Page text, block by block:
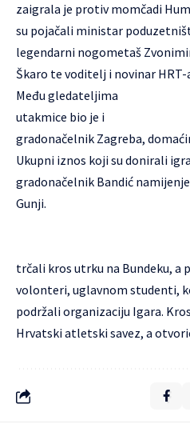
zaigrala je protiv momčadi
su pojačali ministar
legendarni nogometaš
Škaro te voditelj i novinar HRT-
Među gledateljima
utakmice bio je i
gradonačelnik Zagreba,
Ukupni iznos koji su donirali
gradonačelnik Bandić
Gunji.
trčali kros utrku na Bundeku, a
volonteri, uglavnom studenti,
podržali organizaciju Igara.
Hrvatski atletski savez, a